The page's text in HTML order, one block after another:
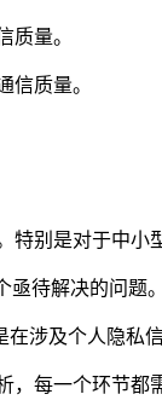
质量。
信质量。
别是对于中
亟待解决的问题
涉及个人隐私
每一个环节都